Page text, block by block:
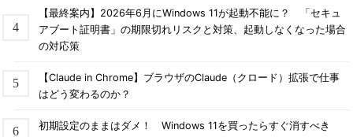
【最終案内】2026年6月にWindows 11が起動不能に？ 「セキュ
アブート証明書」の期限切れリスクと対策、起動しなくなった場合
の対応策
【Claude in Chrome】ブラウザのClaude（クロード）拡張で仕事
はどう変わるのか？
初期設定のままはダメ！ Windows 11を買ったらすぐ消すべき